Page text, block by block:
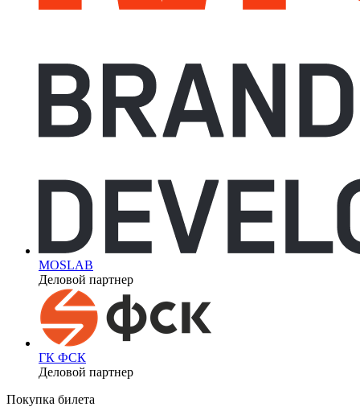
MOSLAB
Деловой партнер
ГК ФСК
Деловой партнер
Покупка билета